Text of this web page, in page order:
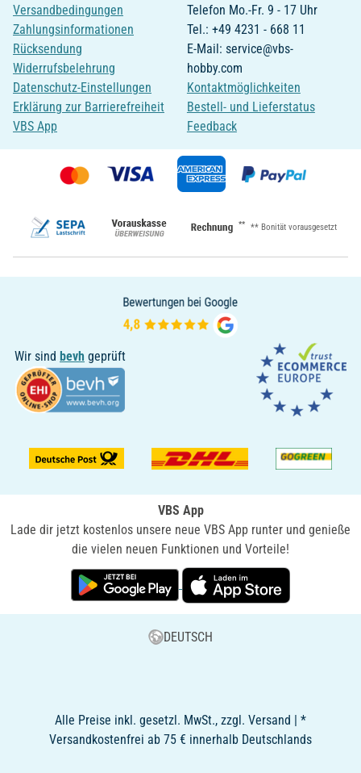
Versandbedingungen
Zahlungsinformationen
Rücksendung
Widerrufsbelehrung
Datenschutz-Einstellungen
Erklärung zur Barrierefreiheit
VBS App
Telefon Mo.-Fr. 9 - 17 Uhr
Tel.: +49 4231 - 668 11
E-Mail: service@vbs-
hobby.com
Kontaktmöglichkeiten
Bestell- und Lieferstatus
Feedback
** ** Bonität vorausgesetzt
Wir sind bevh geprüft
VBS App
Lade dir jetzt kostenlos unsere neue VBS App runter und genieße
die vielen neuen Funktionen und Vorteile!
DEUTSCH
Alle Preise inkl. gesetzl. MwSt., zzgl. Versand | *
Versandkostenfrei ab 75 € innerhalb Deutschlands